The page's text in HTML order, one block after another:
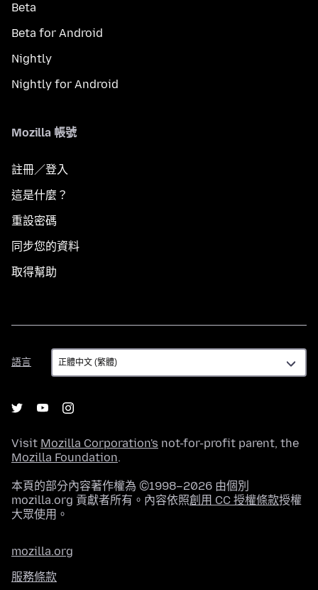
Beta
Beta for Android
Nightly
Nightly for Android
Mozilla 帳號
註冊／登入
這是什麼？
重設密碼
同步您的資料
取得幫助
語言
語
言
Visit Mozilla Corporation's not-for-profit parent, the
Mozilla Foundation.
本頁的部分內容著作權為 ©1998–2026 由個別
mozilla.org 貢獻者所有。內容依照創用 CC 授權條款授權
大眾使用。
mozilla.org
服務條款